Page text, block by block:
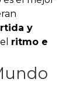
y
ritmo e